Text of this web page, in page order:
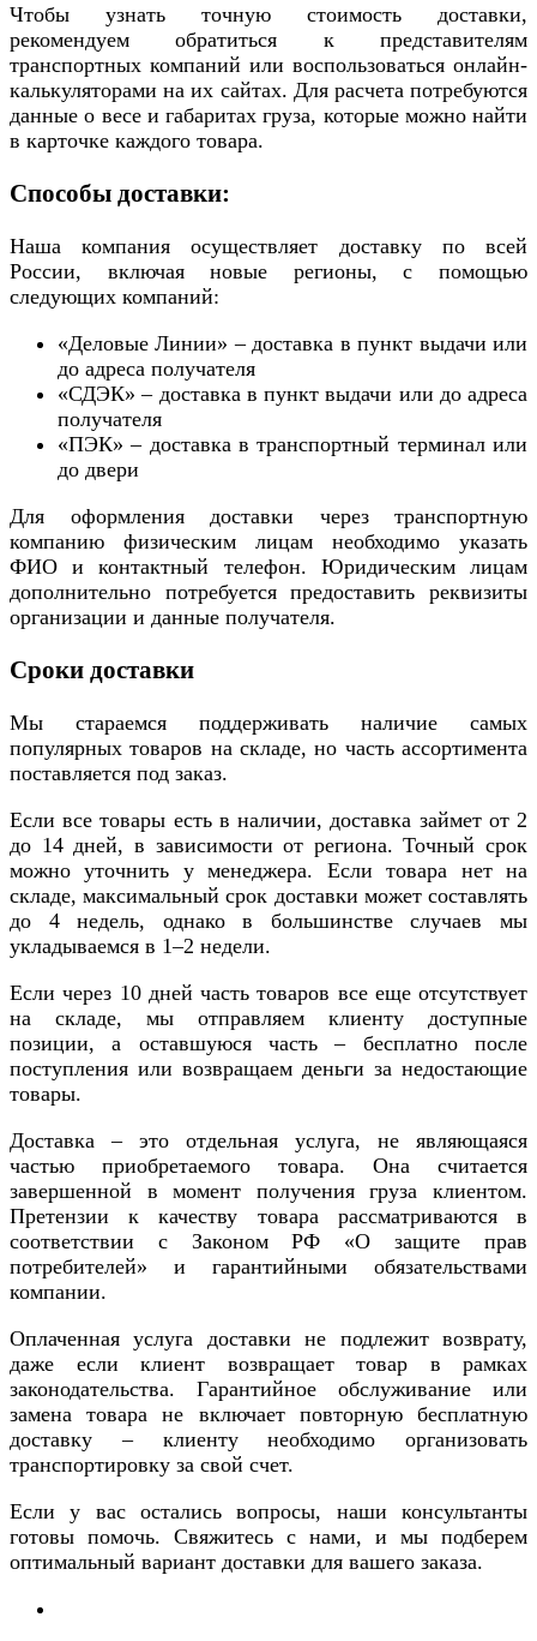
Чтобы узнать точную стоимость доставки,
рекомендуем обратиться к представителям
транспортных компаний или воспользоваться онлайн-
калькуляторами на их сайтах. Для расчета потребуются
данные о весе и габаритах груза, которые можно найти
в карточке каждого товара.
Способы доставки:
Наша компания осуществляет доставку по всей
России, включая новые регионы, с помощью
следующих компаний:
«Деловые Линии» – доставка в пункт выдачи или
до адреса получателя
«СДЭК» – доставка в пункт выдачи или до адреса
получателя
«ПЭК» – доставка в транспортный терминал или
до двери
Для оформления доставки через транспортную
компанию физическим лицам необходимо указать
ФИО и контактный телефон. Юридическим лицам
дополнительно потребуется предоставить реквизиты
организации и данные получателя.
Сроки доставки
Мы стараемся поддерживать наличие самых
популярных товаров на складе, но часть ассортимента
поставляется под заказ.
Если все товары есть в наличии, доставка займет от 2
до 14 дней, в зависимости от региона. Точный срок
можно уточнить у менеджера. Если товара нет на
складе, максимальный срок доставки может составлять
до 4 недель, однако в большинстве случаев мы
укладываемся в 1–2 недели.
Если через 10 дней часть товаров все еще отсутствует
на складе, мы отправляем клиенту доступные
позиции, а оставшуюся часть – бесплатно после
поступления или возвращаем деньги за недостающие
товары.
Доставка – это отдельная услуга, не являющаяся
частью приобретаемого товара. Она считается
завершенной в момент получения груза клиентом.
Претензии к качеству товара рассматриваются в
соответствии с Законом РФ «О защите прав
потребителей» и гарантийными обязательствами
компании.
Оплаченная услуга доставки не подлежит возврату,
даже если клиент возвращает товар в рамках
законодательства. Гарантийное обслуживание или
замена товара не включает повторную бесплатную
доставку – клиенту необходимо организовать
транспортировку за свой счет.
Если у вас остались вопросы, наши консультанты
готовы помочь. Свяжитесь с нами, и мы подберем
оптимальный вариант доставки для вашего заказа.